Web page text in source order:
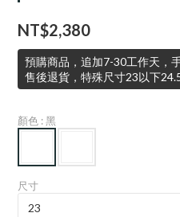
NT$2,380
預購商品，追加7-30工作天，
售後退貨，特殊尺寸23以下
顏色 : 黑
尺寸